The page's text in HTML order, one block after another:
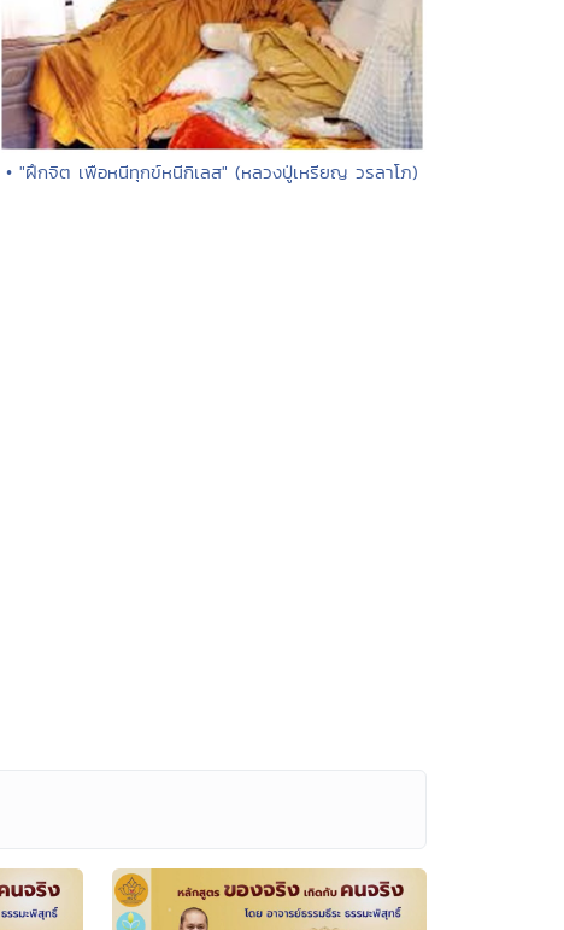
• "ฝึกจิต เพือหนีทุกข์หนีกิเลส" (หลวงปู่เหรียญ วรลาโภ)